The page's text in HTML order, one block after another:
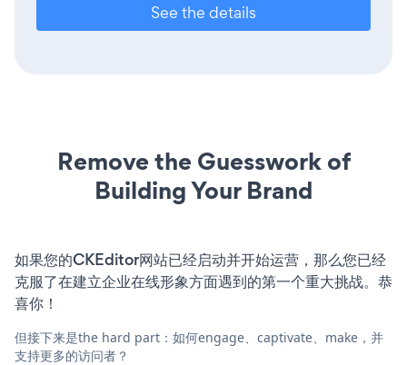
See the details
Remove the Guesswork of
Building Your Brand
如果您的CKEditor网站已经启动并开始运营，那么您已经
克服了在建立企业在线形象方面遇到的第一个重大挑战。恭
喜你！
但接下来是the hard part：如何engage、captivate、make，并
支持更多的访问者？